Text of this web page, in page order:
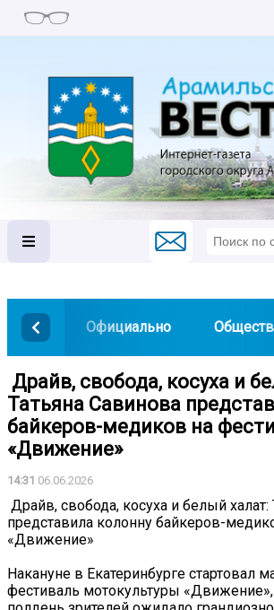
Официально
Драйв, свобода, косуха и
Татьяна Савинова
байкеров-медиков на
«Движение»
14:31 06.06.2026
Драйв, свобода, косуха и белый
представила колонну байкеров-
«Движение»
Накануне в Екатеринбурге стартовал
фестиваль мотокультуры «Движение»,